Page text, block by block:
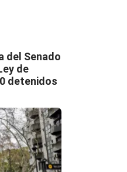
del Senado
de
detenidos